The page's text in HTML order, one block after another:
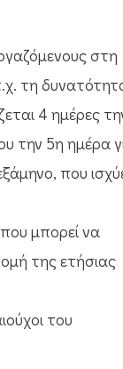
στη
τη
4 ημέρες
την 5η ημέρα
που
μπορεί να
της ετήσιας
του